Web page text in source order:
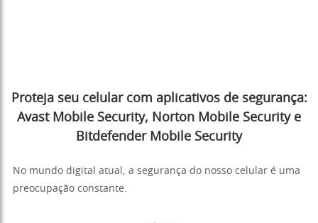
Proteja seu celular com aplicativos de segurança:
Avast Mobile Security, Norton Mobile Security e
Bitdefender Mobile Security
No mundo digital atual, a segurança do nosso celular é uma
preocupação constante.